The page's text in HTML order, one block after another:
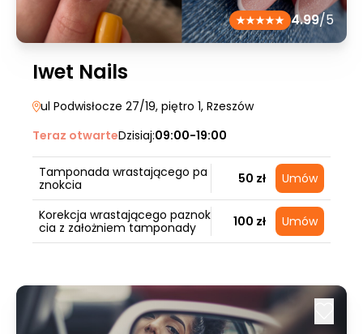
4.99/5
Iwet Nails
ul Podwisłocze 27/19, piętro 1, Rzeszów
Teraz otwarteDzisiaj:09:00-19:00
Tamponada wrastającego pa
znokcia
50 zł Umów
Korekcja wrastającego paznok
cia z założniem tamponady
100 zł Umów